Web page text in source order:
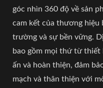
góc nhìn 360 độ về sản
cam kết của thương hiệu
trường và sự bền vững.
bao gồm mọi thứ từ thiết
ấn và hoàn thiện, đảm
mạch và thân thiện với